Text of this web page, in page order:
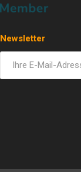
Newsletter